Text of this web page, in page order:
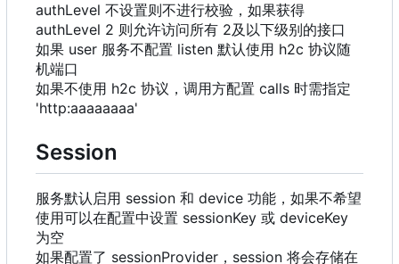
authLevel 不设置则不进行校验，如果获得
authLevel 2 则允许访问所有 2及以下级别的接口
如果 user 服务不配置 listen 默认使用 h2c 协议随
机端口
如果不使用 h2c 协议，调用方配置 calls 时需指定
'http:aaaaaaaa'
Session
服务默认启用 session 和 device 功能，如果不希望
使用可以在配置中设置 sessionKey 或 deviceKey
为空
如果配置了 sessionProvider ， session 将会存储在